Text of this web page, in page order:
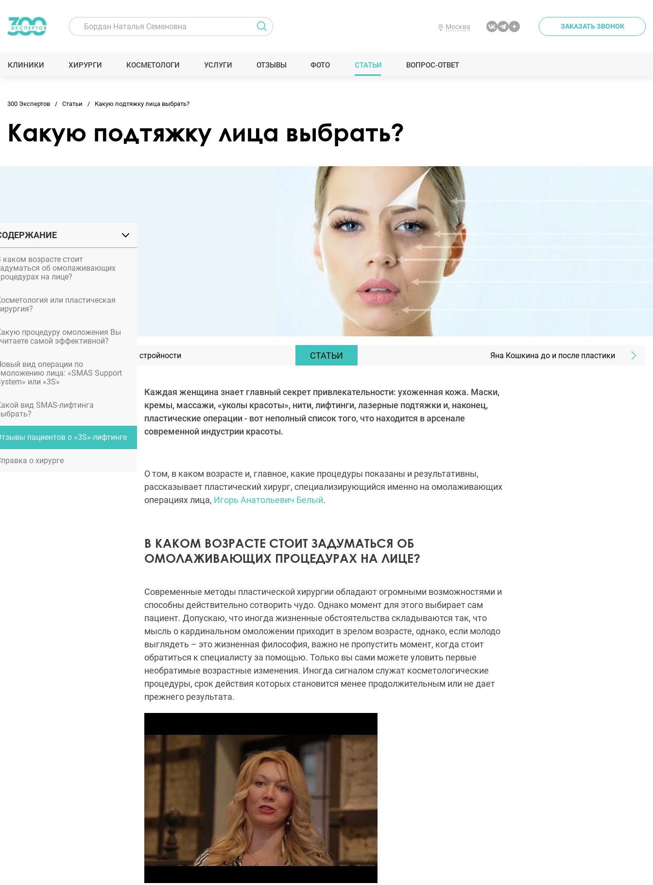
Москва ЗАКАЗАТЬ ЗВОНОК
КЛИНИКИ ХИРУРГИ КОСМЕТОЛОГИ УСЛУГИ ОТЗЫВЫ ФОТО СТАТЬИ ВОПРОС-ОТВЕТ
каком возрасте стоит
об омолаживающих
на лице?
или пластическая
процедуру омоложения Вы
самой эффективной?
вид операции по
лица: «SMAS Support
или «3S»
вид SMAS-лифтинга
пациентов о «3S»-лифтинге
о хирурге
300 Экспертов Статьи Какую подтяжку лица выбрать?
Какую подтяжку лица выбрать?
Абдоминопластика: секрет стройности СТАТЬИ Яна Кошкина до и после пластики
Каждая женщина знает главный секрет привлекательности: ухоженная кожа. Маски,
кремы, массажи, «уколы красоты», нити, лифтинги, лазерные подтяжки и, наконец,
пластические операции - вот неполный список того, что находится в арсенале
современной индустрии красоты.
О том, в каком возрасте и, главное, какие процедуры показаны и результативны,
рассказывает пластический хирург, специализирующийся именно на омолаживающих
операциях лица, Игорь Анатольевич Белый.
В КАКОМ ВОЗРАСТЕ СТОИТ ЗАДУМАТЬСЯ ОБ
ОМОЛАЖИВАЮЩИХ ПРОЦЕДУРАХ НА ЛИЦЕ?
Современные методы пластической хирургии обладают огромными возможностями и
способны действительно сотворить чудо. Однако момент для этого выбирает сам
пациент. Допускаю, что иногда жизненные обстоятельства складываются так, что
мысль о кардинальном омоложении приходит в зрелом возрасте, однако, если молодо
выглядеть – это жизненная философия, важно не пропустить момент, когда стоит
обратиться к специалисту за помощью. Только вы сами можете уловить первые
необратимые возрастные изменения. Иногда сигналом служат косметологические
процедуры, срок действия которых становится менее продолжительным или не дает
прежнего результата.